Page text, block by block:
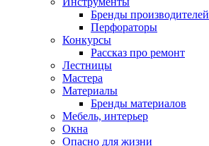
Бренды производителей
Перфораторы
Конкурсы
Рассказ про ремонт
Лестницы
Мастера
Материалы
Бренды материалов
Мебель, интерьер
Окна
Опасно для жизни